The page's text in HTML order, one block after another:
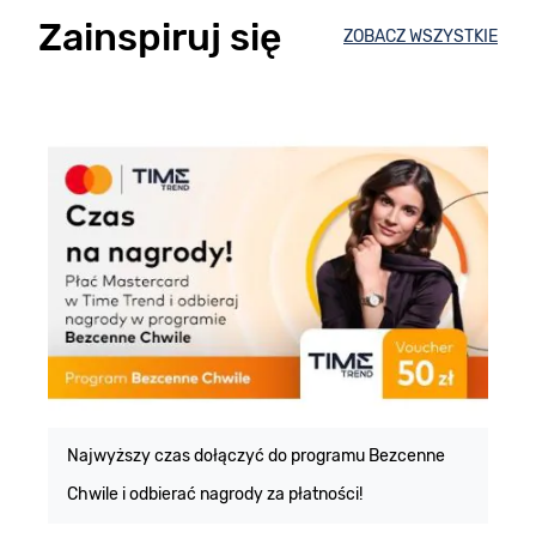
Zainspiruj się ZOBACZ WSZYSTKIE
Najwyższy czas dołączyć do programu Bezcenne
Chwile i odbierać nagrody za płatności!